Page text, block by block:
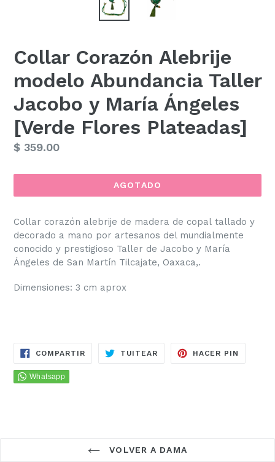
Collar Corazón Alebrije
modelo Abundancia Taller
Jacobo y María Ángeles
[Verde Flores Plateadas]
Precio
$ 359.00
AGOTADO
Collar corazón alebrije de madera de copal tallado y
decorado a mano por artesanos del mundialmente
conocido y prestigioso Taller de Jacobo y María
Ángeles de San Martín Tilcajate, Oaxaca,.
Dimensiones: 3 cm aprox
COMPARTIRCOMPARTIR
EN
TUITEAR TUITEARHACER PIN
VOLVER A DAMA